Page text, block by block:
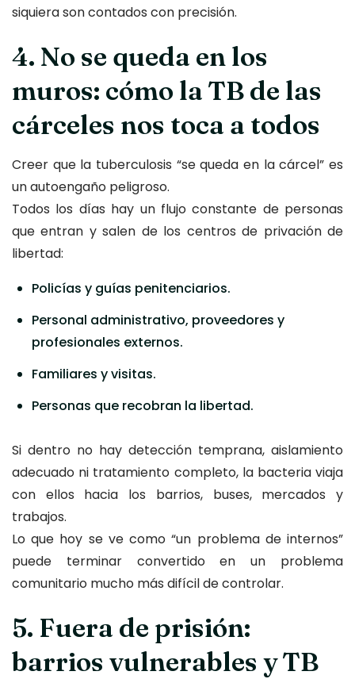
siquiera son contados con precisión.
4. No se queda en los
muros: cómo la TB de las
cárceles nos toca a todos
Creer que la tuberculosis “se queda en la cárcel” es
un autoengaño peligroso.
Todos los días hay un flujo constante de personas
que entran y salen de los centros de privación de
libertad:
Policías y guías penitenciarios.
Personal administrativo, proveedores y
profesionales externos.
Familiares y visitas.
Personas que recobran la libertad.
Si dentro no hay detección temprana, aislamiento
adecuado ni tratamiento completo, la bacteria viaja
con ellos hacia los barrios, buses, mercados y
trabajos.
Lo que hoy se ve como “un problema de internos”
puede terminar convertido en un problema
comunitario mucho más difícil de controlar.
5. Fuera de prisión:
barrios vulnerables y TB